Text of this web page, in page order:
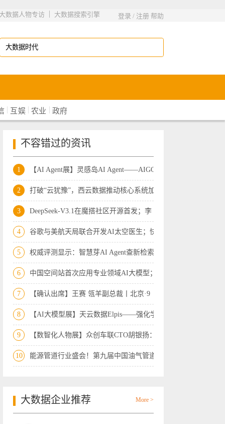
登录 / 注册 帮助
大数据搜索引擎
|
数据人物专访
| 互娱 | 农业 | 政府
不容错过的资讯
1 【AI Agent展】灵感岛AI Agent——AIGC
2 打破“云犹豫”，西云数据推动核心系统加
3 DeepSeek-V3.1在魔搭社区开源首发；李
4 谷歌与美航天局联合开发AI太空医生；快手
5 权威评测显示：智慧芽AI Agent查新检索
6 中国空间站首次应用专业领域AI大模型；Ch
7 【确认出席】王赛 瓴羊副总裁丨北京·9
8 【AI大模型展】天云数据Elpis——强化学
9 【数智化人物展】众创车联CTO胡银扬：以
10 能源管道行业盛会！第九届中国油气管道完
大数据企业推荐 More >